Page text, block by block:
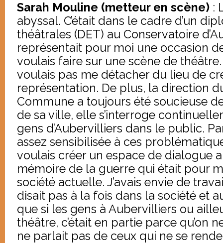
Sarah Mouline (metteur en scène) :
abyssal. C’était dans le cadre d’un
théâtrales (DET) au Conservatoire
représentait pour moi une occasion
voulais faire sur une scène de
voulais pas me détacher du lieu de
représentation. De plus, la direction
Commune a toujours été soucieuse
de sa ville, elle s’interroge
gens d’Aubervilliers dans le public.
assez sensibilisée à ces
voulais créer un espace de dialogue
mémoire de la guerre qui était pour
société actuelle. J’avais envie de
disait pas à la fois dans la société et
que si les gens à Aubervilliers ou
théâtre, c’était en partie parce qu’on
ne parlait pas de ceux qui ne se